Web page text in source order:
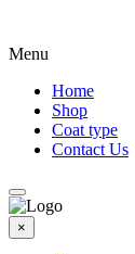
Menu
Home
Shop
Coat type
Contact Us
×